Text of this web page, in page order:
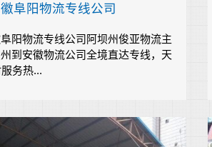
阜阳物流专线公司
阳物流专线公司阿坝州俊亚物流主
到安徽物流公司全境直达专线，天
务热...